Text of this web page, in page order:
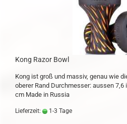
Kong Razor Bowl
Kong ist groß und massiv, genau wie
oberer Rand Durchmesser: aussen
cm Made in Russia
Lieferzeit: 1-3 Tage